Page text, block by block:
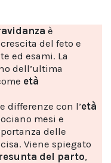
è
del feto e
ed esami. La
dell’ultima
età
differenze con l’età
mesi e
delle
Viene spiegato
del parto,